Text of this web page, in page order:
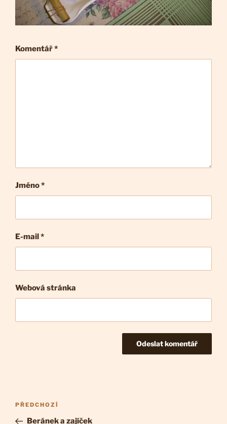
Komentář*
Jméno *
E-mail*
Webová stránka
Navigace
pro
Předchozí
příspěvek
PŘEDCHOZÍ
Beránek a zajíček